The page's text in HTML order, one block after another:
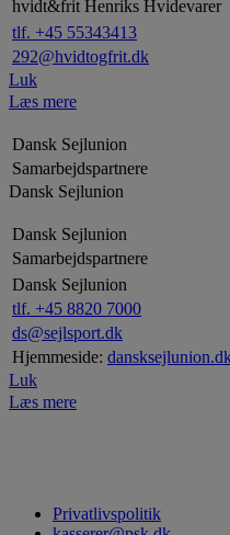
hvidt&frit Henriks Hvidevarer
tlf. +45 55343413
292@hvidtogfrit.dk
Luk
Læs mere
Dansk Sejlunion
Samarbejdspartnere
Dansk Sejlunion
Dansk Sejlunion
Samarbejdspartnere
Dansk Sejlunion
tlf. +45 8820 7000
ds@sejlsport.dk
Hjemmeside:
Luk
Læs mere
Privatlivspolitik